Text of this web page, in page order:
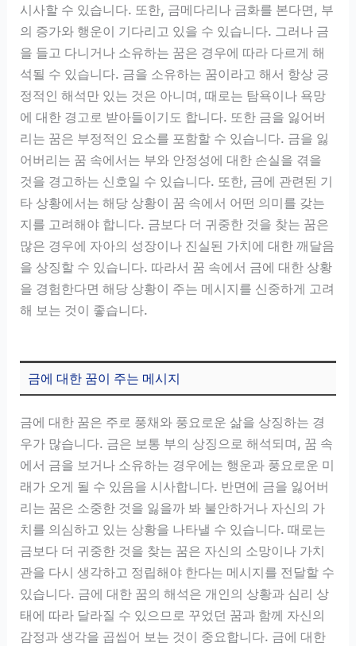
시사할 수 있습니다. 또한, 금메다리나 금화를 본다면, 부
의 증가와 행운이 기다리고 있을 수 있습니다. 그러나 금
을 들고 다니거나 소유하는 꿈은 경우에 따라 다르게 해
석될 수 있습니다. 금을 소유하는 꿈이라고 해서 항상 긍
정적인 해석만 있는 것은 아니며, 때로는 탐욕이나 욕망
에 대한 경고로 받아들이기도 합니다. 또한 금을 잃어버
리는 꿈은 부정적인 요소를 포함할 수 있습니다. 금을 잃
어버리는 꿈 속에서는 부와 안정성에 대한 손실을 겪을
것을 경고하는 신호일 수 있습니다. 또한, 금에 관련된 기
타 상황에서는 해당 상황이 꿈 속에서 어떤 의미를 갖는
지를 고려해야 합니다. 금보다 더 귀중한 것을 찾는 꿈은
많은 경우에 자아의 성장이나 진실된 가치에 대한 깨달음
을 상징할 수 있습니다. 따라서 꿈 속에서 금에 대한 상황
을 경험한다면 해당 상황이 주는 메시지를 신중하게 고려
해 보는 것이 좋습니다.
금에 대한 꿈이 주는 메시지
금에 대한 꿈은 주로 풍채와 풍요로운 삶을 상징하는 경
우가 많습니다. 금은 보통 부의 상징으로 해석되며, 꿈 속
에서 금을 보거나 소유하는 경우에는 행운과 풍요로운 미
래가 오게 될 수 있음을 시사합니다. 반면에 금을 잃어버
리는 꿈은 소중한 것을 잃을까 봐 불안하거나 자신의 가
치를 의심하고 있는 상황을 나타낼 수 있습니다. 때로는
금보다 더 귀중한 것을 찾는 꿈은 자신의 소망이나 가치
관을 다시 생각하고 정립해야 한다는 메시지를 전달할 수
있습니다. 금에 대한 꿈의 해석은 개인의 상황과 심리 상
태에 따라 달라질 수 있으므로 꾸었던 꿈과 함께 자신의
감정과 생각을 곱씹어 보는 것이 중요합니다. 금에 대한